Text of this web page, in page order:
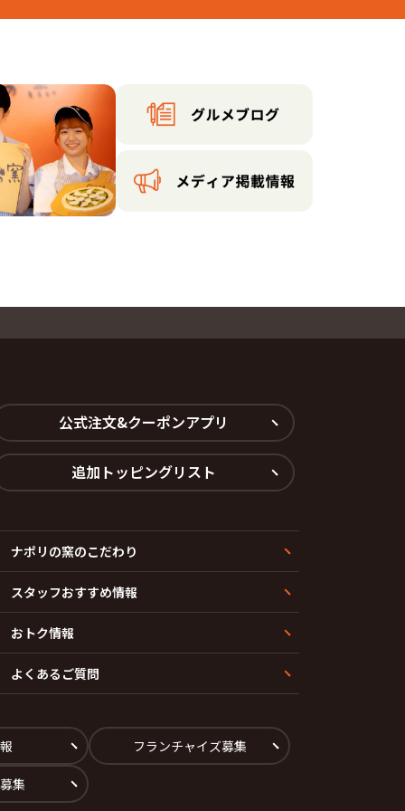
公式注文&クーポンアプリ
追加トッピングリスト
ナポリの窯のこだわり
スタッフおすすめ情報
おトク情報
よくあるご質問
フランチャイズ募集
集